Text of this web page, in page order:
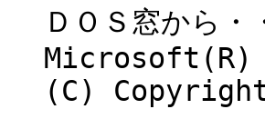
ＤＯＳ窓から・
Microsoft(R)
(C)